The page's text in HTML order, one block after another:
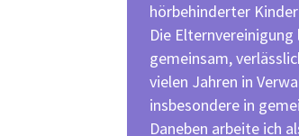
hörbehinderter
Die
gemeinsam,
vielen Jahren in
insbesondere in
Daneben arbeite ich